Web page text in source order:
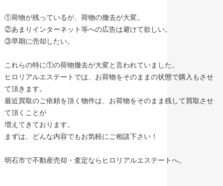
①荷物が残っているが、荷物の撤去が大変。
②あまりインターネット等への広告は避けて欲しい。
③早期に売却したい。
これらの特に①の荷物撤去が大変と言われていました。
ヒロリアルエステートでは、お荷物をそのままの状態で購入もさせ
て頂きます。
最近買取のご依頼を頂く物件は、お荷物をそのまま残して買取させ
て頂くことが
増えてきております。
まずは、どんな内容でもお気軽にご相談下さい！
明石市で不動産売却・査定ならヒロリアルエステートへ。